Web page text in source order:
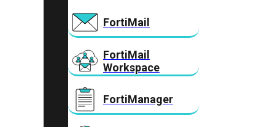
FortiMail
FortiMail
Workspace
FortiManager